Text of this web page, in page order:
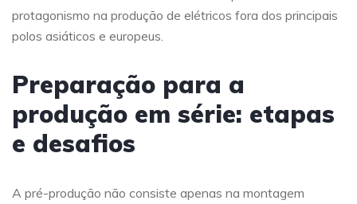
protagonismo na produção de elétricos fora dos principais
polos asiáticos e europeus.
Preparação para a
produção em série: etapas
e desafios
A pré-produção não consiste apenas na montagem